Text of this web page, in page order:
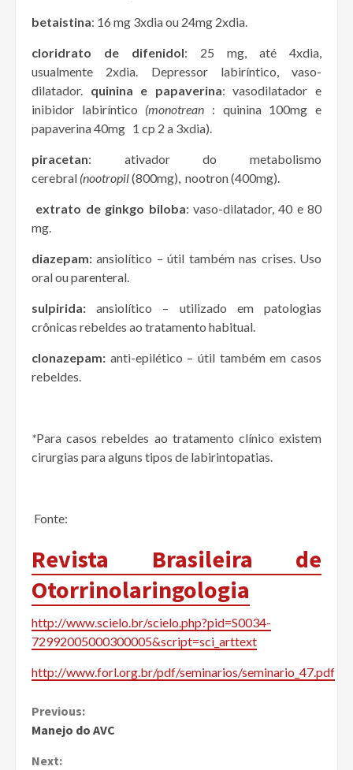
betaistina: 16 mg 3xdia ou 24mg 2xdia.
cloridrato de difenidol: 25 mg, até 4xdia,
usualmente 2xdia. Depressor labiríntico, vaso-
dilatador. quinina e papaverina: vasodilatador e
inibidor labiríntico (monotrean : quinina 100mg e
papaverina 40mg 1 cp 2 a 3xdia).
piracetan: ativador do metabolismo
cerebral (nootropil(800mg), nootron (400mg).
extrato de ginkgo biloba: vaso-dilatador, 40 e 80
mg.
diazepam: ansiolítico – útil também nas crises. Uso
oral ou parenteral.
sulpirida: ansiolítico – utilizado em patologias
crônicas rebeldes ao tratamento habitual.
clonazepam: anti-epilético – útil também em casos
rebeldes.
*Para casos rebeldes ao tratamento clínico existem
cirurgias para alguns tipos de labirintopatias.
Fonte:
Revista Brasileira de
Otorrinolaringologia
http://www.scielo.br/scielo.php?pid=S0034-
72992005000300005&script=sci_arttext
http://www.forl.org.br/pdf/seminarios/seminario_47.pdf
Continue
Reading
Previous:
Manejo do AVC
Next: